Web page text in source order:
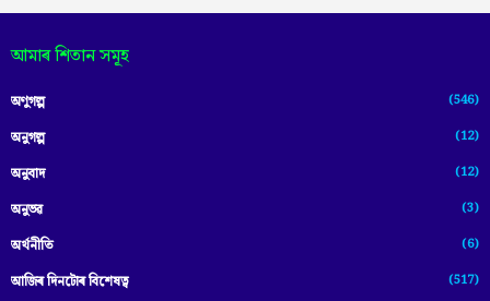
আমাৰ শিতান সমূহ
অণুগল্প (546)
অনুগল্প (12)
অনুবাদ (12)
অনুভৱ (3)
অৰ্থনীতি (6)
আজিৰ দিনটোৰ বিশেষত্ব (517)